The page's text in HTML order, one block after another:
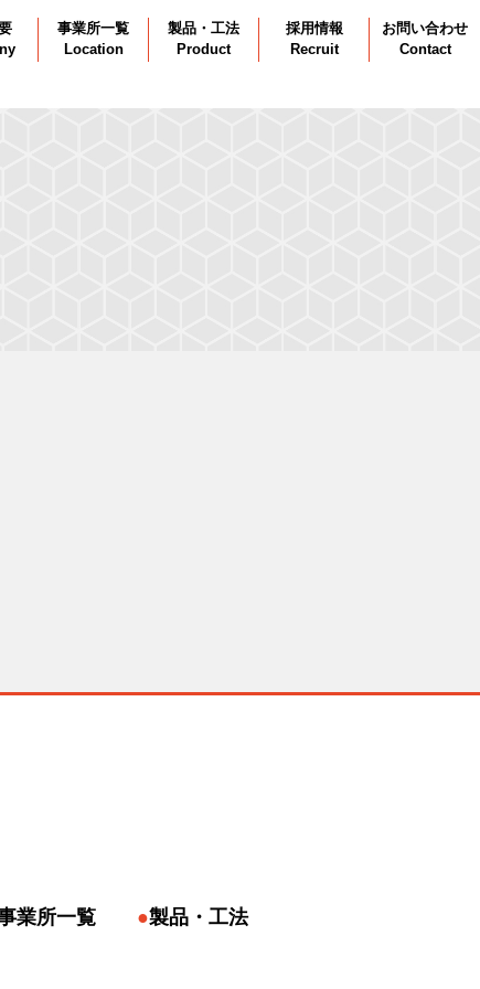
事業所一覧
Location
製品・工法
Product
採用情報
Recruit
お問い合わせ
Contact
業所一覧 製品・工法